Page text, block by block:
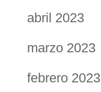
abril 2023
marzo 2023
febrero 2023